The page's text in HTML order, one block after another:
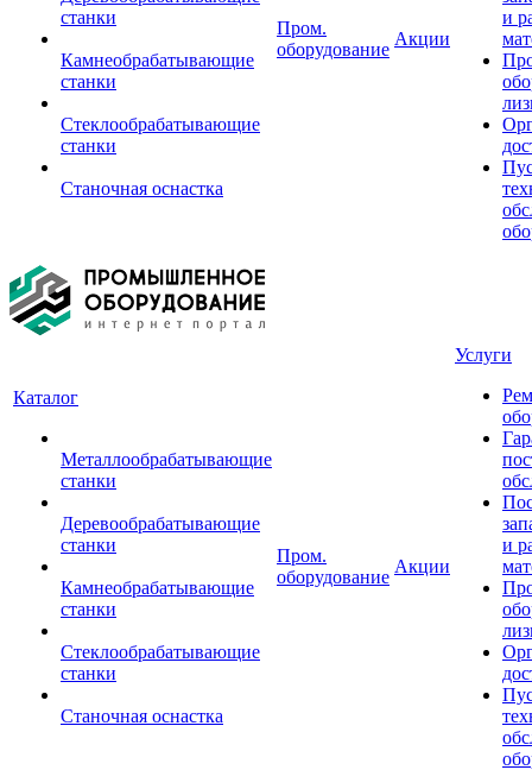
станки
Камнеобрабатывающие
станки
Стеклообрабатывающие
станки
Станочная оснастка
Пром.
оборудование
Акции
и
Каталог
Металлообрабатывающие
станки
Деревообрабатывающие
станки
Камнеобрабатывающие
станки
Стеклообрабатывающие
станки
Станочная оснастка
Пром.
оборудование
Акции
Услуги
и